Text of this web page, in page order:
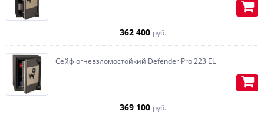
362 400 руб.
Сейф огневзломостойкий Defender Pro 223 EL
369 100 руб.